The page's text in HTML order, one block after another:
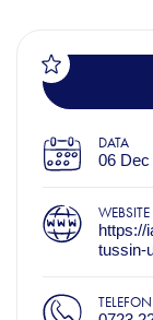
DATA
06 Dec
WEBSITE
https://
tussin-
TELEFON